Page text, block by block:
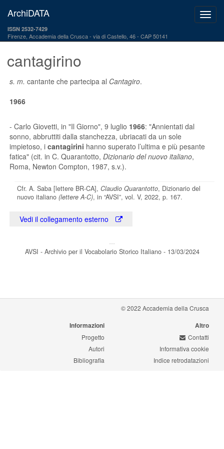
ArchiDATA
ISSN 2532-7429
Firenze, Accademia della Crusca via di Castello, 46 - CAP 50141
cantagirino
s. m. cantante che partecipa al Cantagiro.
1966
- Carlo Giovetti, in "Il Giorno", 9 luglio 1966: "Annientati dal
sonno, abbruttiti dalla stanchezza, ubriacati da un sole
impietoso, i cantagirini hanno superato l’ultima e più pesante
fatica" (cit. in C. Quarantotto, Dizionario del nuovo italiano,
Roma, Newton Compton, 1987, s.v.).
Cfr. A. Saba [lettere BR-CA], Claudio Quarantotto, Dizionario del
nuovo italiano (lettere A-C), in “AVSI”, vol. V, 2022, p. 167.
Vedi il collegamento esterno
---
AVSI - Archivio per il Vocabolario Storico Italiano - 13/03/2024
© 2022 Accademia della Crusca
Informazioni
Progetto
Autori
Bibliografia
Altro
Contatti
Informativa cookie
Indice retrodatazioni